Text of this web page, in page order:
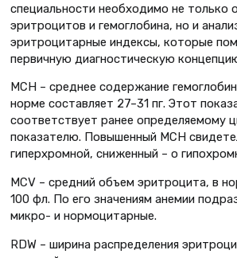
специальности необходимо не только
эритроцитов и гемоглобина, но и
эритроцитарные индексы, которые
первичную диагностическую
MCН – среднее содержание
норме составляет 27–31 пг. Этот
соответствует ранее определяемому
показателю. Повышенный MCH
гиперхромной, сниженный – о
MCV – средний объем эритроцита, в
100 фл. По его значениям анемии
микро- и нормоцитарные.
RDW – ширина распределения